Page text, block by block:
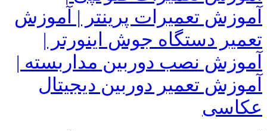
آموزش تعمیرات پرینتر | آموزش
تعمیر دستگاه جوش اینورتر |
آموزش نصب دوربین مداربسته |
آموزش تعمیر دوربین دیجیتال
عکاسی